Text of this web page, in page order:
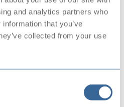
and analytics partners who
that you’ve
collected from your use